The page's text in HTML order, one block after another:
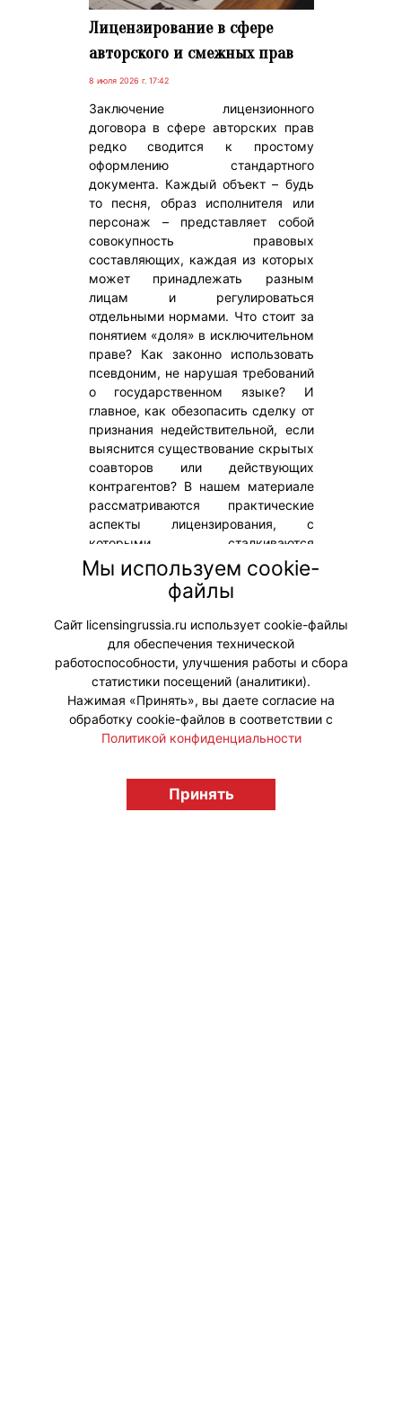
Лицензирование в сфере
авторского и смежных прав
8 июля 2026 г. 17:42
Заключение лицензионного
договора в сфере авторских прав
редко сводится к простому
оформлению стандартного
документа. Каждый объект – будь
то песня, образ исполнителя или
персонаж – представляет собой
совокупность правовых
составляющих, каждая из которых
может принадлежать разным
лицам и регулироваться
отдельными нормами. Что стоит за
понятием «доля» в исключительном
праве? Как законно использовать
псевдоним, не нарушая требований
о государственном языке? И
главное, как обезопасить сделку от
признания недействительной, если
выяснится существование скрытых
соавторов или действующих
контрагентов? В нашем материале
рассматриваются практические
аспекты лицензирования, с
которыми сталкиваются
продюсеры и цифровые
платформы, а также разбираются
эффективные способы защиты от
типичных ошибок.
#ЮридическиеВопросы
licensingrussia.ru, 2009-2026 12+
Мы используем cookie-
файлы
Сайт licensingrussia.ru использует cookie-файлы
для обеспечения технической
работоспособности, улучшения работы и сбора
статистики посещений (аналитики).
Нажимая «Принять», вы даете согласие на
обработку cookie-файлов в соответствии с
Политикой конфиденциальности
Принять